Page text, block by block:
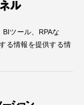
BIツール、RPAな
る情報を提供する情